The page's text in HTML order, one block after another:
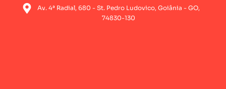
Av. 4ª Radial, 680 - St. Pedro Ludovico, Goiânia - GO,
74830-130